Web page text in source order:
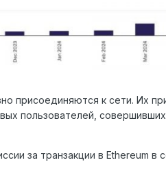
присоединяются к сети. Их
пользователей,
за транзакции в Ethereum